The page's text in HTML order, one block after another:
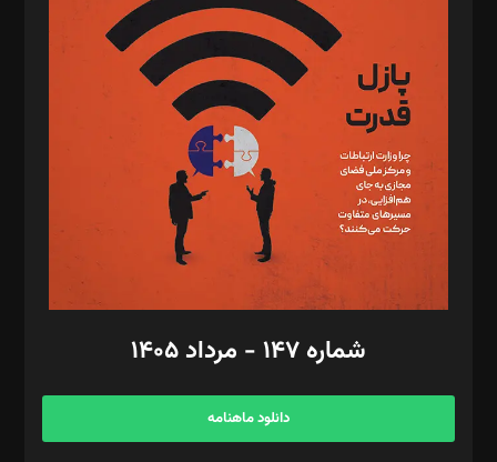
د‌بیر تحریریه آنلاین: بابک نقاش
تحریریه‌: مجتبی محمود‌ی، آرش برهمند، یسنا امان‌پور، سروش کرمیان،
مصطفی مسجدی آرانی، ابوالفضل رجبی، زهرا فکرانه، فائزه فتحی
رستمی،مصطفی باستان
ویرایش: نگار استاد‌‌آقا
طراح یونیفرم: مجید توکلی
فیلمبرداری و عکاسی: امیر شفیعی، مانی لطفی زاده
گرافیک و صفحه‌آرایی: سید‌سبحان‌علی ثابت
مد‌یر توسعه تجاری: کامبیز برید‌
امور مالی: شاپور رهبری، محمد‌ کاظمی‌نیا
آگهی و مشترکین: ۰۹۱۹۹۹۹۰۴۵۴
شماره ۱۴۷ - مرداد ۱۴۰۵
دانلود ماهنامه